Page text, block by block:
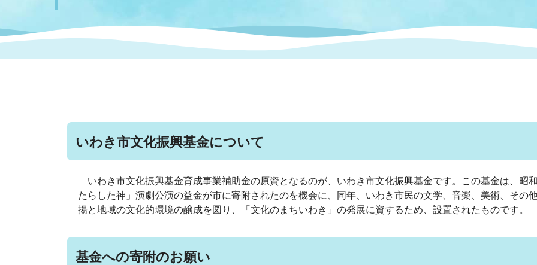
年金・保険 マイナンバー 住まい・生活・相談
いわき市女性活躍推進ポータ
ルサイト
雇用・労働
電子サービス オープンデータ・活用事例
高齢者福祉・介護 地域包括ケア(介護予防等) 福祉事業者向け情報
目的から探す モデルコース 歴史・文化
いわき市へのアクセス いわき市立美術館
企業立地 福祉・介護 都市計画・開発・建築
市の統計 広報 広聴
公売 市の制度
市議会 審議会など いわき市広告事業
監査委員 農業委員会
いわき市文化振興基金について
いわき市文化振興基金育成事業補助金の原資となるのが、いわき市文化振興基金です。この基金は、昭
たらした神」演劇公演の益金が市に寄附されたのを機会に、同年、いわき市民の文学、音楽、美術、その
揚と地域の文化的環境の醸成を図り、「文化のまちいわき」の発展に資するため、設置されたものです。
基金への寄附のお願い